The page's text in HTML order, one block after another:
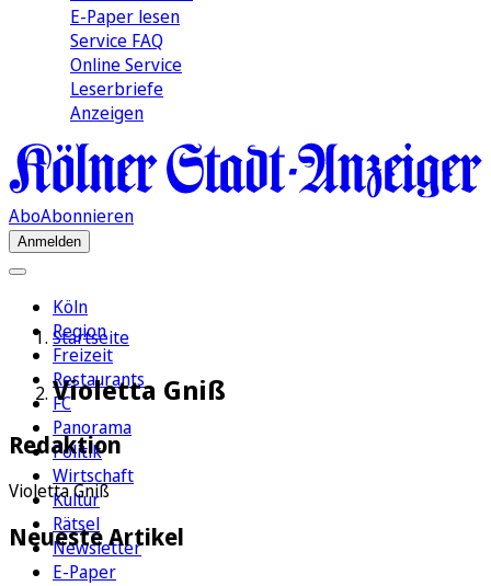
E-Paper lesen
Service FAQ
Online Service
Leserbriefe
Anzeigen
AboAbonnieren
Anmelden
Köln
Region
Freizeit
Restaurants
FC
Panorama
Politik
Wirtschaft
Kultur
Rätsel
Newsletter
E-Paper
Startseite
Violetta Gniß
Redaktion
Violetta Gniß
Neueste Artikel